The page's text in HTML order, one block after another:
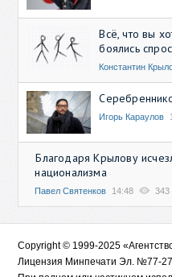
Всё, что вы
боялись
Константин
Игорь Караулов
Благодаря Крылову
национализма
Павел Святенков 14:48 343
Copyright © 1999-2025
Лицензия Минпечати Эл. №77-